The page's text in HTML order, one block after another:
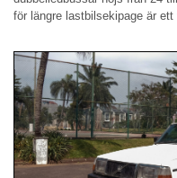
för längre lastbilsekipage är ett